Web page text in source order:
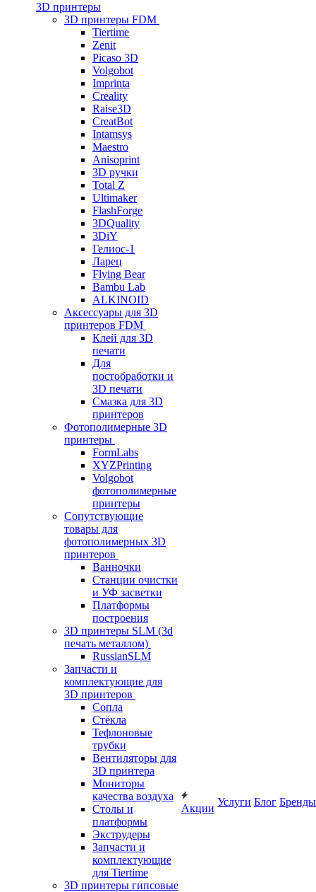
3D принтеры
3D принтеры FDM
Tiertime
Zenit
Picaso 3D
Volgobot
Imprinta
Creality
Raise3D
CreatBot
Intamsys
Maestro
Anisoprint
3D ручки
Total Z
Ultimaker
FlashForge
3DQuality
3DiY
Гелиос-1
Ларец
Flying Bear
Bambu Lab
ALKINOID
Аксессуары для 3D
принтеров FDM
Клей для 3D
печати
Для
постобработки и
3D печати
Смазка для 3D
принтеров
Фотополимерные 3D
принтеры
FormLabs
XYZPrinting
Volgobot
фотополимерные
принтеры
Сопутствующие
товары для
фотополимерных 3D
принтеров
Ванночки
Станции очистки
и УФ засветки
Платформы
построения
3D принтеры SLM (3d
печать металлом)
RussianSLM
Запчасти и
комплектующие для
3D принтеров
Сопла
Cтёкла
Тефлоновые
трубки
Вентиляторы для
3D принтера
Мониторы
качества воздуха
Столы и
платформы
Экструдеры
Запчасти и
комплектующие
для Tiertime
3D принтеры гипсовые
Акции
Услуги Блог Бренды